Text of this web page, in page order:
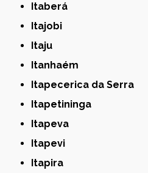
Itaberá
Itajobi
Itaju
Itanhaém
Itapecerica da Serra
Itapetininga
Itapeva
Itapevi
Itapira